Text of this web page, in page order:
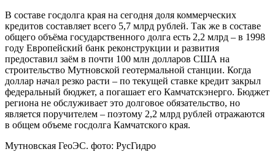
В составе госдолга края на сегодня доля коммерческих
кредитов составляет всего 5,7 млрд рублей. Так же в составе
общего объёма государственного долга есть 2,2 млрд – в 1998
году Европейский банк реконструкции и развития
предоставил заём в почти 100 млн долларов США на
строительство Мутновской геотермальной станции. Когда
доллар начал резко расти – по текущей ставке кредит закрыл
федеральный бюджет, а погашает его Камчатскэнерго. Бюджет
региона не обслуживает это долговое обязательство, но
является поручителем – поэтому 2,2 млрд рублей отражаются
в общем объеме госдолга Камчатского края.
Мутновская ГеоЭС. фото: РусГидро